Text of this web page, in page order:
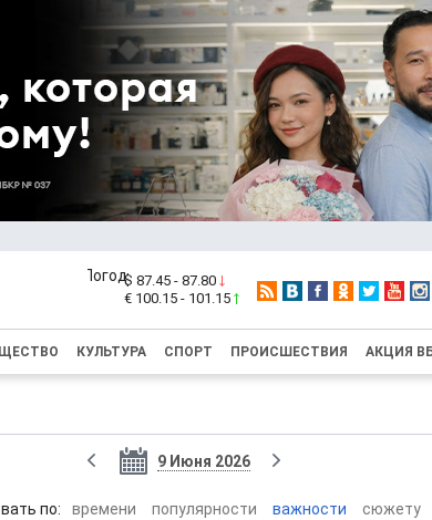
$ 87.45 - 87.80
€ 100.15 - 101.15
КУЛЬТУРА СПОРТ ПРОИСШЕСТВИЯ АКЦИЯ
9 Июня 2026
по: времени популярности важности сюжету